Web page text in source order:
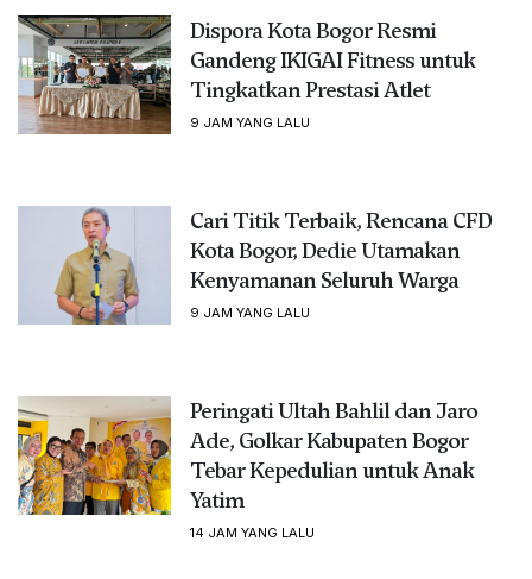
Dispora Kota Bogor Resmi
Gandeng IKIGAI Fitness untuk
Tingkatkan Prestasi Atlet
9 JAM YANG LALU
Cari Titik Terbaik, Rencana CFD
Kota Bogor, Dedie Utamakan
Kenyamanan Seluruh Warga
9 JAM YANG LALU
Peringati Ultah Bahlil dan Jaro
Ade, Golkar Kabupaten Bogor
Tebar Kepedulian untuk Anak
Yatim
14 JAM YANG LALU